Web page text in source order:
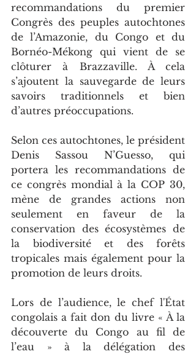
recommandations du premier
Congrès des peuples autochtones
de l’Amazonie, du Congo et du
Bornéo-Mékong qui vient de se
clôturer à Brazzaville. À cela
s’ajoutent la sauvegarde de leurs
savoirs traditionnels et bien
d’autres préoccupations.
Selon ces autochtones, le président
Denis Sassou N’Guesso, qui
portera les recommandations de
ce congrès mondial à la COP 30,
mène de grandes actions non
seulement en faveur de la
conservation des écosystèmes de
la biodiversité et des forêts
tropicales mais également pour la
promotion de leurs droits.
Lors de l’audience, le chef l'État
congolais a fait don du livre « À la
découverte du Congo au fil de
l’eau » à la délégation des